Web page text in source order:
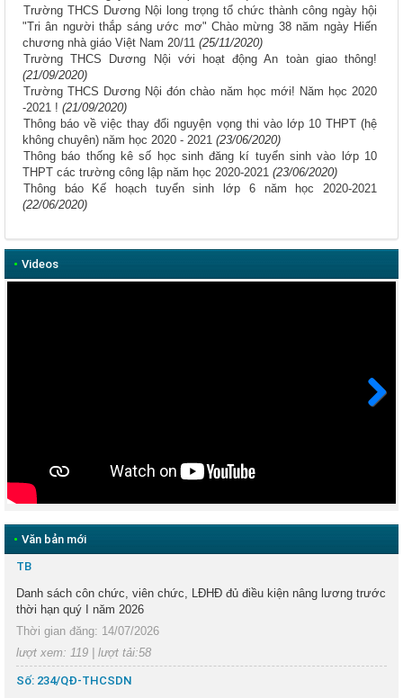
Trường THCS Dương Nội long trọng tổ chức thành công ngày hội
"Tri ân người thắp sáng ước mơ" Chào mừng 38 năm ngày Hiến
chương nhà giáo Việt Nam 20/11 (25/11/2020)
Trường THCS Dương Nội với hoạt động An toàn giao thông!
(21/09/2020)
Trường THCS Dương Nội đón chào năm học mới! Năm học 2020
-2021 ! (21/09/2020)
Thông báo về việc thay đổi nguyện vọng thi vào lớp 10 THPT (hệ
không chuyên) năm học 2020 - 2021 (23/06/2020)
Thông báo thống kê số học sinh đăng kí tuyển sinh vào lớp 10
THPT các trường công lập năm học 2020-2021 (23/06/2020)
Thông báo Kế hoạch tuyển sinh lớp 6 năm học 2020-2021
(22/06/2020)
• Videos
• Văn bản mới
TB
Danh sách côn chức, viên chức, LĐHĐ đủ điều kiện nâng lương trước
thời hạn quý I năm 2026
Thời gian đăng: 14/07/2026
lượt xem: 119 | lượt tải:58
Số: 234/QĐ-THCSDN